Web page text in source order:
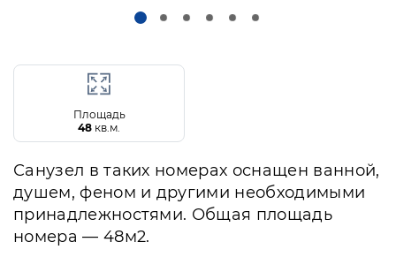
Площадь
48 кв.м.
Санузел в таких номерах оснащен ванной,
душем, феном и другими необходимыми
принадлежностями. Общая площадь
номера — 48м2.